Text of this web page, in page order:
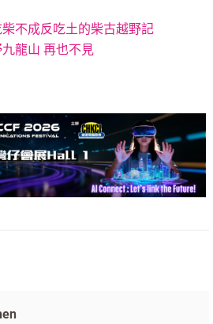
不成反吃土的柴古越野記
龍山 再也不見